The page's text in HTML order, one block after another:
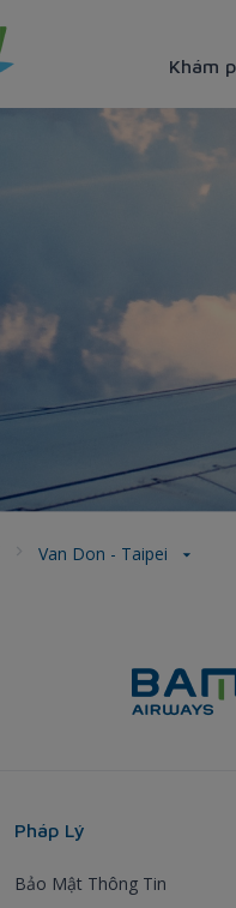
Khám
Van Don - Taipei
Pháp Lý
Bảo Mật Thông Tin